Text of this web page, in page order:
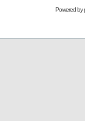
Powered by